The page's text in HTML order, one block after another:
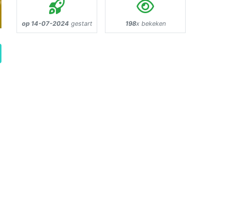
op 14-07-2024 gestart 198x bekeken